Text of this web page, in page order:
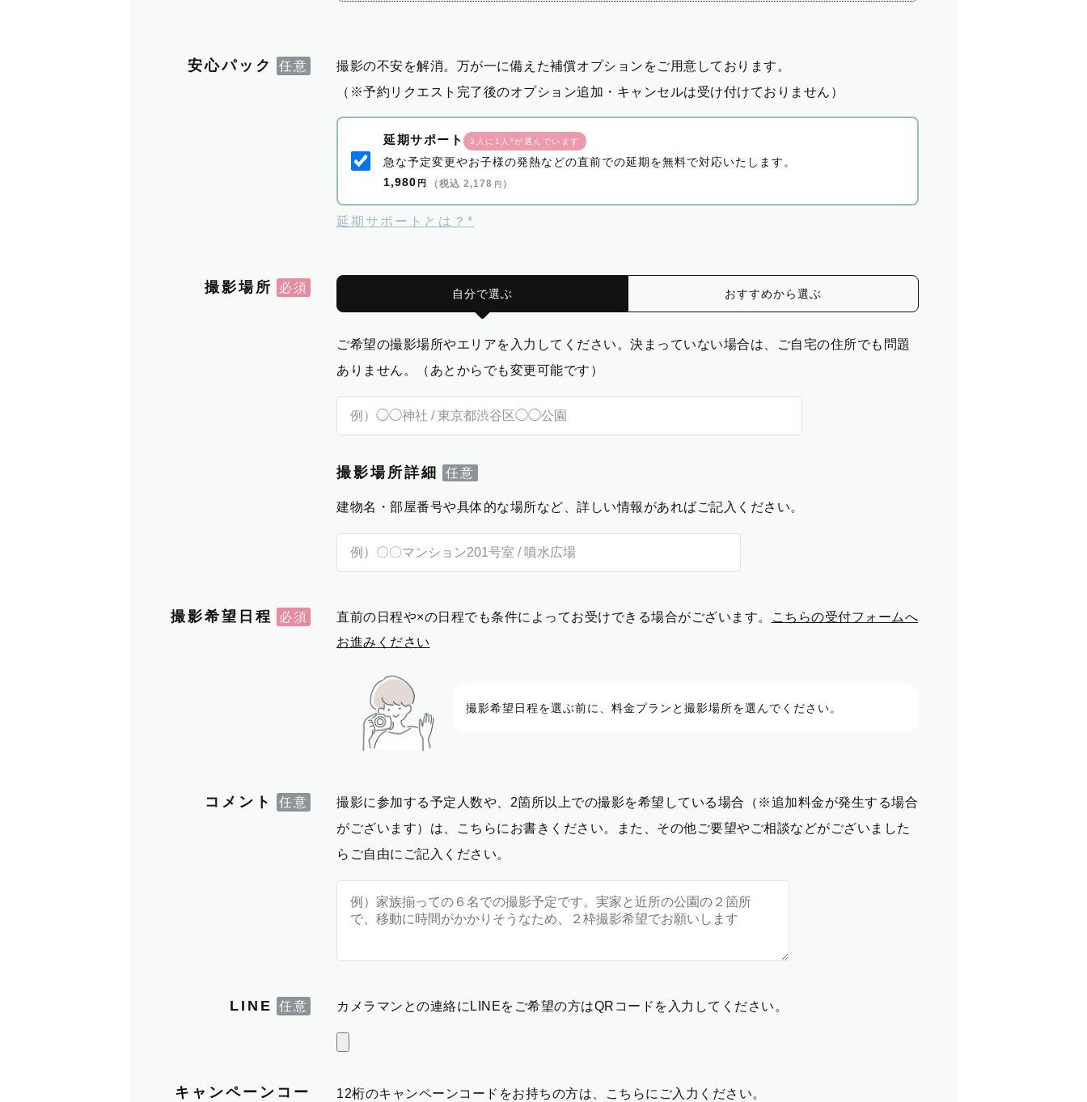
安心パック
撮影の不安を解消。万が一に備えた補償オプションをご用意しております。
（※予約リクエスト完了後のオプション追加・キャンセルは受け付けておりません）
延期サポート 3人に1人*が選んでいます
急な予定変更やお子様の発熱などの直前での延期を無料で対応いたします。
1,980 円 （税込 2,178 円 ）
延期サポートとは？*
撮影場所 自分で選ぶ おすすめから選ぶ
ご希望の撮影場所やエリアを入力してください。決まっていない場合は、ご自宅の住所でも問題
ありません。（あとからでも変更可能です）
撮影場所詳細
建物名・部屋番号や具体的な場所など、詳しい情報があればご記入ください。
撮影希望日程 直前の日程や×の日程でも条件によってお受けできる場合がございます。
こちらの受付フォームへ
お進みください
撮影希望日程を選ぶ前に、料金プランと撮影場所を選んでください。
コメント
撮影に参加する予定人数や、2箇所以上での撮影を希望している場合（※追加料金が発生する場合
がございます）は、こちらにお書きください。また、その他ご要望やご相談などがございました
らご自由にご記入ください。
LINE カメラマンとの連絡にLINEをご希望の方はQRコードを入力してください。
キャンペーンコー 12桁のキャンペーンコードをお持ちの方は、こちらにご入力ください。